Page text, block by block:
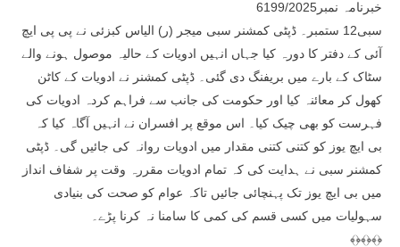
خبرنامہ نمبر6199/2025
سبی12 ستمبر۔ ڈپٹی کمشنر سبی میجر (ر) الیاس کبزئی نے پی پی ایچ
آئی کے دفتر کا دورہ کیا جہاں انہیں ادویات کے حالیہ موصول ہونے والے
سٹاک کے بارے میں بریفنگ دی گئی۔ ڈپٹی کمشنر نے ادویات کے کاٹن
کھول کر معائنہ کیا اور حکومت کی جانب سے فراہم کردہ ادویات کی
فہرست کو بھی چیک کیا۔ اس موقع پر افسران نے انہیں آگاہ کیا کہ
بی ایچ یوز کو کتنی کتنی مقدار میں ادویات روانہ کی جائیں گی۔ ڈپٹی
کمشنر سبی نے ہدایت کی کہ تمام ادویات مقررہ وقت پر شفاف انداز
میں بی ایچ یوز تک پہنچائی جائیں تاکہ عوام کو صحت کی بنیادی
سہولیات میں کسی قسم کی کمی کا سامنا نہ کرنا پڑے۔
﴾﴿﴾﴿﴾﴿